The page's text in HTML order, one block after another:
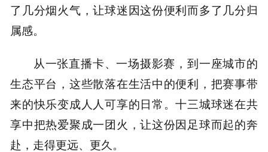
了几分烟火气，让球迷因这份便利而多了几分归
属感。
从一张直播卡、一场摄影赛，到一座城市的
生态平台，这些散落在生活中的便利，把赛事带
来的快乐变成人人可享的日常。十三城球迷在共
享中把热爱聚成一团火，让这份因足球而起的奔
赴，走得更远、更久。